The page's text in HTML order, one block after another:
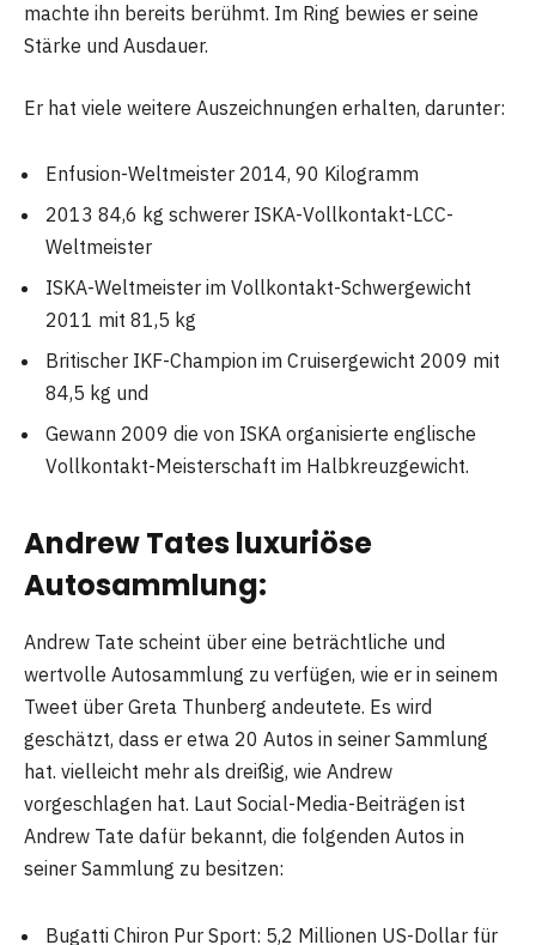
machte ihn bereits berühmt. Im Ring bewies er seine
Stärke und Ausdauer.
Er hat viele weitere Auszeichnungen erhalten, darunter:
Enfusion-Weltmeister 2014, 90 Kilogramm
2013 84,6 kg schwerer ISKA-Vollkontakt-LCC-
Weltmeister
ISKA-Weltmeister im Vollkontakt-Schwergewicht
2011 mit 81,5 kg
Britischer IKF-Champion im Cruisergewicht 2009 mit
84,5 kg und
Gewann 2009 die von ISKA organisierte englische
Vollkontakt-Meisterschaft im Halbkreuzgewicht.
Andrew Tates luxuriöse
Autosammlung:
Andrew Tate scheint über eine beträchtliche und
wertvolle Autosammlung zu verfügen, wie er in seinem
Tweet über Greta Thunberg andeutete. Es wird
geschätzt, dass er etwa 20 Autos in seiner Sammlung
hat. vielleicht mehr als dreißig, wie Andrew
vorgeschlagen hat. Laut Social-Media-Beiträgen ist
Andrew Tate dafür bekannt, die folgenden Autos in
seiner Sammlung zu besitzen:
Bugatti Chiron Pur Sport: 5,2 Millionen US-Dollar für